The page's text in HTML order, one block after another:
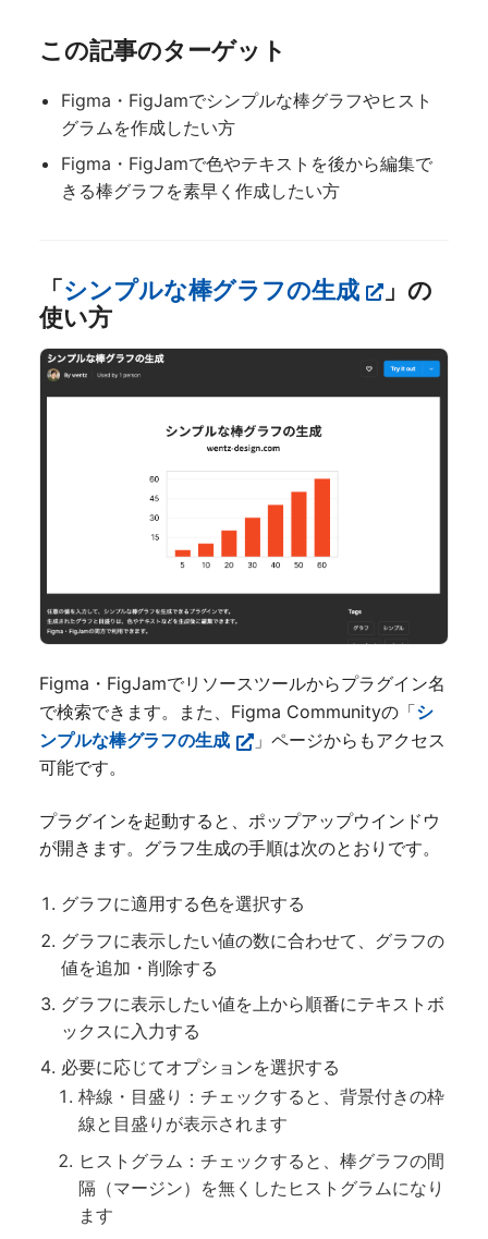
この記事のターゲット
Figma・FigJamでシンプルな棒グラフやヒスト
グラムを作成したい方
Figma・FigJamで色やテキストを後から編集で
きる棒グラフを素早く作成したい方
「シンプルな棒グラフの生成
」の
使い方
Figma・FigJamでリソースツールからプラグイン名
で検索できます。また、Figma Communityの「シ
ンプルな棒グラフの生成
」ページからもアクセス
可能です。
プラグインを起動すると、ポップアップウインドウ
が開きます。グラフ生成の手順は次のとおりです。
グラフに適用する色を選択する
グラフに表示したい値の数に合わせて、グラフの
値を追加・削除する
グラフに表示したい値を上から順番にテキストボ
ックスに入力する
必要に応じてオプションを選択する
枠線・ 目盛り：チェックすると、背景付きの枠
線と目盛りが表示されます
ヒストグラム：チェックすると、棒グラフの間
隔（マージン）を無くしたヒストグラムになり
ます